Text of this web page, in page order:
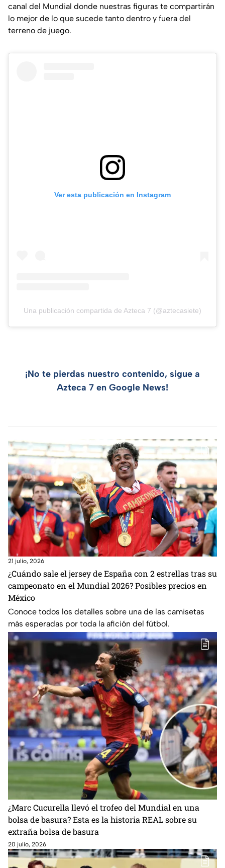
canal del Mundial donde nuestras figuras te compartirán
lo mejor de lo que sucede tanto dentro y fuera del
terreno de juego.
Ver esta publicación en Instagram
Una publicación compartida de Azteca 7 (@aztecasiete)
¡No te pierdas nuestro contenido, sigue a
Azteca 7 en Google News!
21 julio, 2026
¿Cuándo sale el jersey de España con 2 estrellas tras su
campeonato en el Mundial 2026? Posibles precios en
México
Conoce todos los detalles sobre una de las camisetas
más esperadas por toda la afición del fútbol.
¿Marc Cucurella llevó el trofeo del Mundial en una
bolsa de basura? Esta es la historia REAL sobre su
extraña bolsa de basura
20 julio, 2026